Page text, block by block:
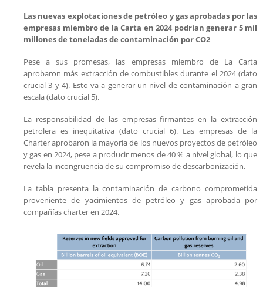
Las nuevas explotaciones de petróleo y gas aprobadas por las
empresas miembro de la Carta en 2024 podrían generar 5 mil
millones de toneladas de contaminación por CO2
Pese a sus promesas, las empresas miembro de La Carta
aprobaron más extracción de combustibles durante el 2024 (dato
crucial 3 y 4). Esto va a generar un nivel de contaminación a gran
escala (dato crucial 5).
La responsabilidad de las empresas firmantes en la extracción
petrolera es inequitativa (dato crucial 6). Las empresas de la
Charter aprobaron la mayoría de los nuevos proyectos de petróleo
y gas en 2024, pese a producir menos de 40 % a nivel global, lo que
revela la incongruencia de su compromiso de descarbonización.
La tabla presenta la contaminación de carbono comprometida
proveniente de yacimientos de petróleo y gas aprobada por
compañías charter en 2024.